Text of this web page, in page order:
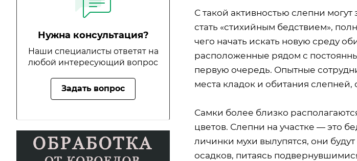
С такой активностью слепни
стать «стихийным бедствием»,
чего начать искать новую среду
расположенные рядом с
первую очередь. Опытные
места кладок и обитания
Самки более близко
цветов. Слепни на участке — это
личинки мухи вылупятся, они
осадков, питаясь
Нужна консультация?
Наши специалисты ответят на
любой интересующий вопрос
Задать вопрос